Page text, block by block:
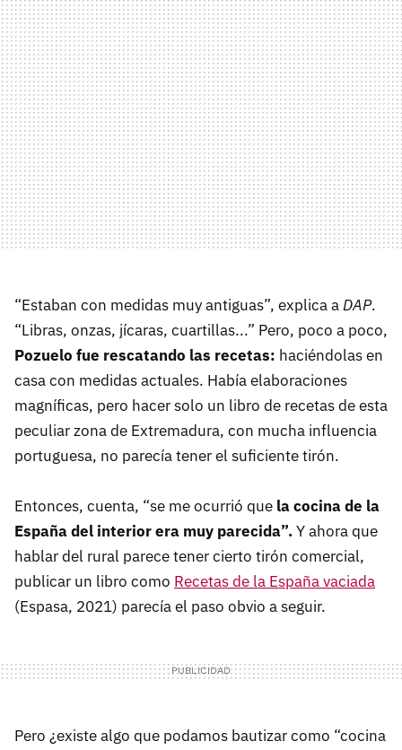
“Estaban con medidas muy antiguas”, explica aDAP.
“Libras, onzas, jícaras, cuartillas...” Pero, poco a poco,
Pozuelo fue rescatando las recetas: haciéndolas en
casa con medidas actuales. Había elaboraciones
magníficas, pero hacer solo un libro de recetas de esta
peculiar zona de Extremadura, con mucha influencia
portuguesa, no parecía tener el suficiente tirón.
Entonces, cuenta, “se me ocurrió que la cocina de la
España del interior era muy parecida”.Y ahora que
hablar del rural parece tener cierto tirón comercial,
publicar un libro como Recetas de la España vaciada
(Espasa, 2021) parecía el paso obvio a seguir.
Pero ¿existe algo que podamos bautizar como “cocina